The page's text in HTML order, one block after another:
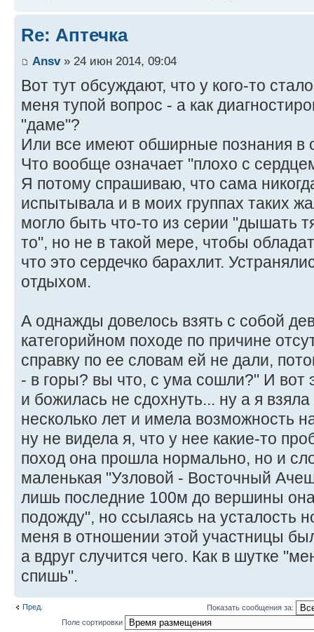
Re: Аптечка
Ansv» 24 июн 2014, 09:04
Вот тут обсуждают, что у кого-то
меня тупой вопрос - а как
"даме"?
Или все имеют обширные познания в
Что вообще означает "плохо с
Я потому спрашиваю, что сама
испытывала и в моих группах таких
могло быть что-то из серии "дышать
то", но не в такой мере, чтобы
что это сердечко барахлит.
отдыхом.
А однажды довелось взять с собой
категорийном походе по причине
справку по ее словам ей не дали,
- в горы? вы что, с ума сошли?" И вот
и божилась не сдохнуть... ну а я
несколько лет и имела возможность
ну не видела я, что у нее какие-то
поход она прошла нормально, но и
маленькая "Узловой - Восточный
лишь последние 100м до вершины она
подожду", но ссылаясь на усталость
меня в отношении этой участницы
а вдруг случится чего. Как в шутке
спишь".
Пред.
Показать сообщения за:
Поле сортировки